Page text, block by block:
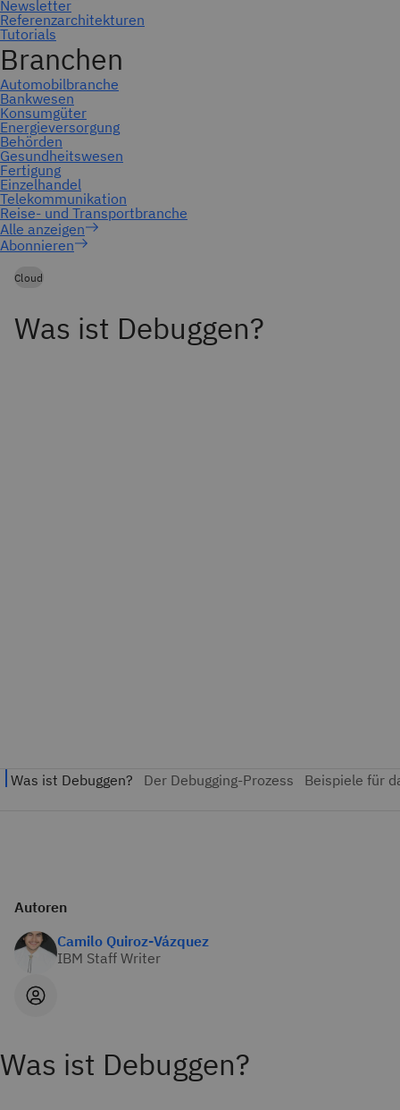
Abonnieren
Cloud
Was ist Debuggen?
Autoren
Camilo Quiroz-Vázquez
IBM Staff Writer
Was ist Debuggen?